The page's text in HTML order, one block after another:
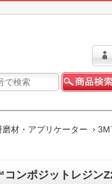
磨材・アプリケーター
ポジットレジン